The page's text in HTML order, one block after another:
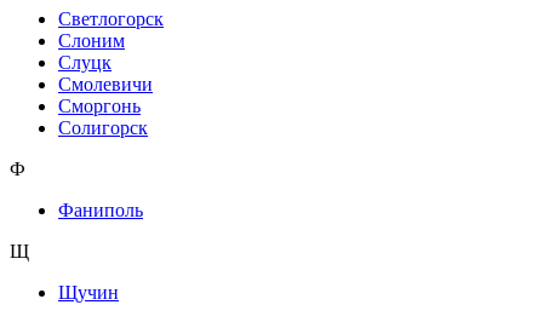
Светлогорск
Слоним
Слуцк
Смолевичи
Сморгонь
Солигорск
Ф
Фаниполь
Щ
Щучин